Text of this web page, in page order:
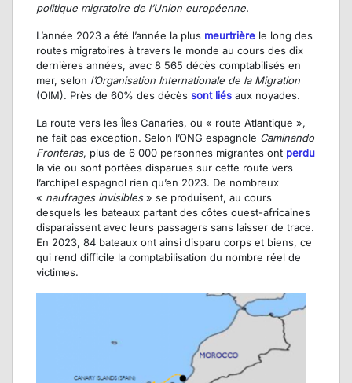
politique migratoire de l’Union européenne.
L’année 2023 a été l’année la plus meurtrière le long des
routes migratoires à travers le monde au cours des dix
dernières années, avec 8 565 décès comptabilisés en
mer, selon l’Organisation Internationale de la Migration
(OIM). Près de 60% des décès sont liés aux noyades.
La route vers les Îles Canaries, ou « route Atlantique »,
ne fait pas exception. Selon l’ONG espagnole Caminando
Fronteras, plus de 6 000 personnes migrantes ont perdu
la vie ou sont portées disparues sur cette route vers
l’archipel espagnol rien qu’en 2023. De nombreux
« naufrages invisibles» se produisent, au cours
desquels les bateaux partant des côtes ouest-africaines
disparaissent avec leurs passagers sans laisser de trace.
En 2023, 84 bateaux ont ainsi disparu corps et biens, ce
qui rend difficile la comptabilisation du nombre réel de
victimes.